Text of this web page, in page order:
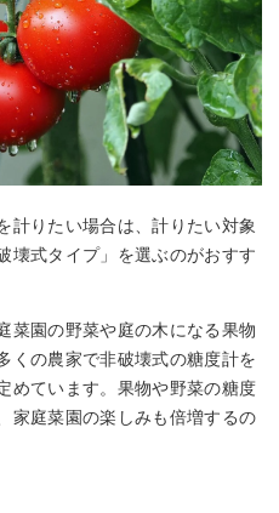
計りたい場合は、計りたい対象
壊式タイプ」を選ぶのがおすす
菜園の野菜や庭の木になる果物
くの農家で非破壊式の糖度計を
めています。果物や野菜の糖度
家庭菜園の楽しみも倍増するの